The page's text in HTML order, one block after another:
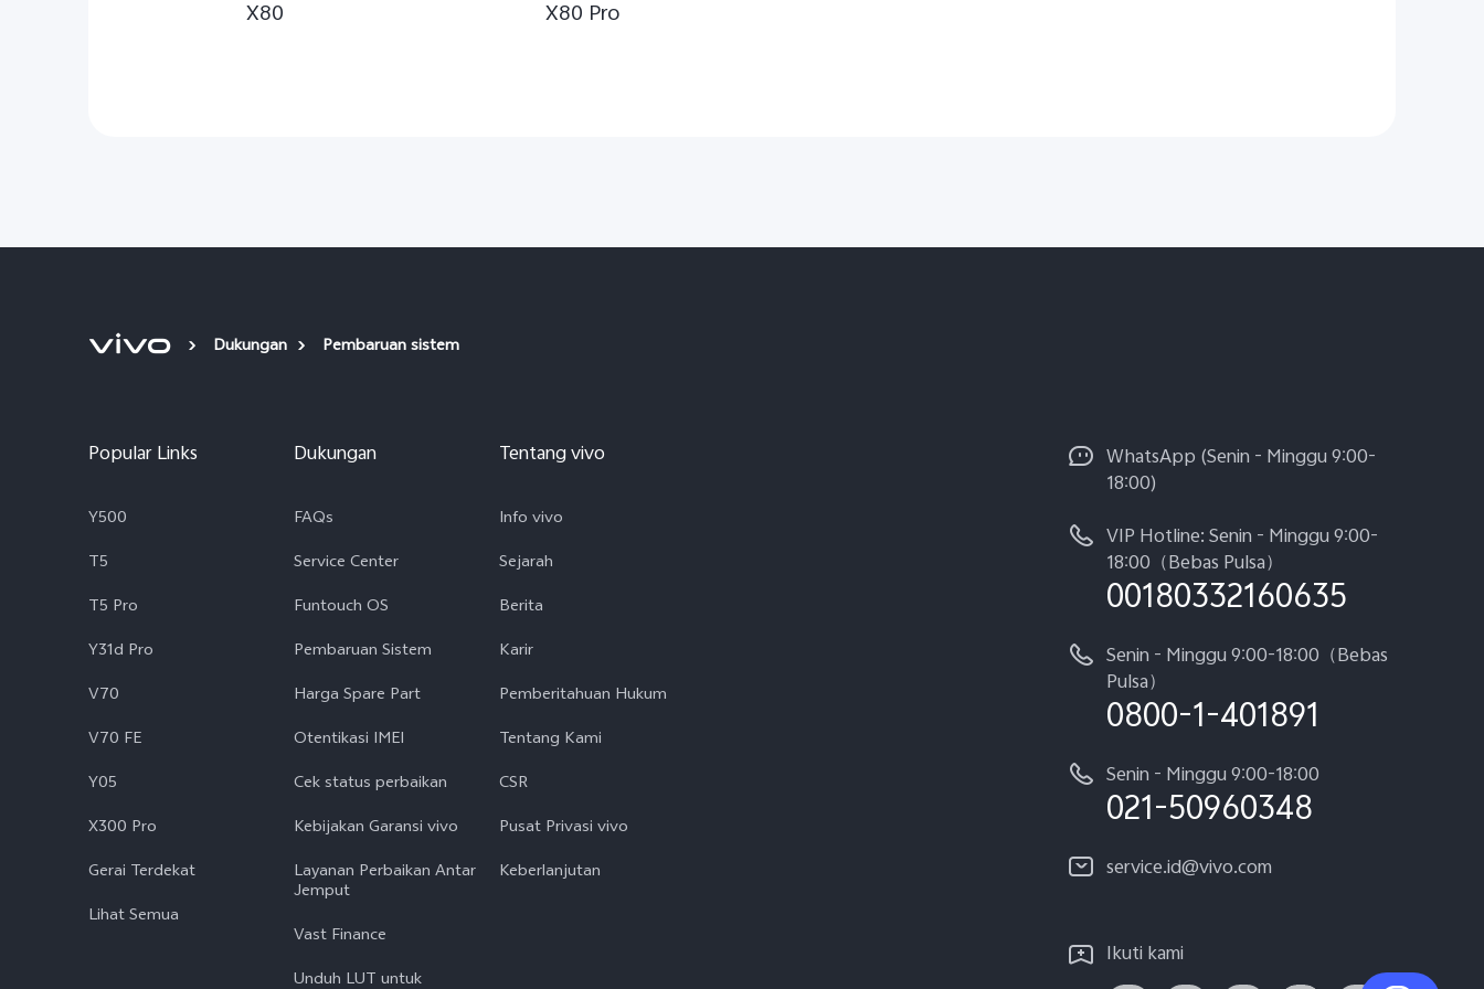
X80 X80 Pro
Dukungan Pembaruan sistem
Popular Links
Y500
T5
T5 Pro
Y31d Pro
V70
V70 FE
Y05
X300 Pro
Gerai Terdekat
Lihat Semua
Dukungan
FAQs
Service Center
Funtouch OS
Pembaruan Sistem
Harga Spare Part
Otentikasi IMEI
Cek status perbaikan
Kebijakan Garansi vivo
Layanan Perbaikan Antar
Jemput
Vast Finance
Unduh LUT untuk
Tentang vivo
Info vivo
Sejarah
Berita
Karir
Pemberitahuan Hukum
Tentang Kami
CSR
Pusat Privasi vivo
Keberlanjutan
WhatsApp (Senin - Minggu 9:00-
18:00)
VIP Hotline: Senin - Minggu 9:00-
18:00（Bebas Pulsa）
00180332160635
Senin - Minggu 9:00-18:00（Bebas
Pulsa）
0800-1-401891
Senin - Minggu 9:00-18:00
021-50960348
service.id@vivo.com
Ikuti kami